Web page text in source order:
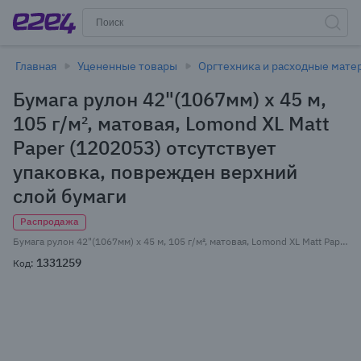
Главная Уцененные товары Оргтехника и расходные
Бумага рулон 42"(1067мм) x 45 м,
105 г/м², матовая, Lomond XL Matt
Paper (1202053) отсутствует
упаковка, поврежден верхний
слой бумаги
Распродажа
Бумага рулон 42"(1067мм) x 45 м, 105 г/м², матовая, Lomond XL Matt Paper (1202053) отсутствует упаковка, поврежден верхний слой бумаги
Код: 1331259